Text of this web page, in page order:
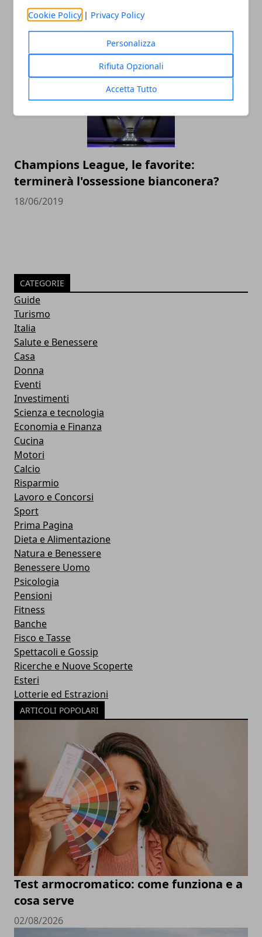
Cookie Policy | Privacy Policy
Personalizza
Rifiuta Opzionali
Accetta Tutto
dilettantistico in Italia
Champions League, le favorite:
terminerà l'ossessione bianconera?
18/06/2019
CATEGORIE
Guide
Turismo
Italia
Salute e Benessere
Casa
Donna
Eventi
Investimenti
Scienza e tecnologia
Economia e Finanza
Cucina
Motori
Calcio
Risparmio
Lavoro e Concorsi
Sport
Prima Pagina
Dieta e Alimentazione
Natura e Benessere
Benessere Uomo
Psicologia
Pensioni
Fitness
Banche
Fisco e Tasse
Spettacoli e Gossip
Ricerche e Nuove Scoperte
Esteri
Lotterie ed Estrazioni
ARTICOLI POPOLARI
Test armocromatico: come funziona e a
cosa serve
02/08/2026